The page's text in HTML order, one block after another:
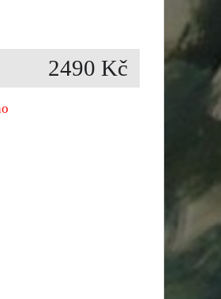
2490 Kč